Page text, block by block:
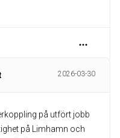
2026-03-30
på utfört jobb
på Limhamn och